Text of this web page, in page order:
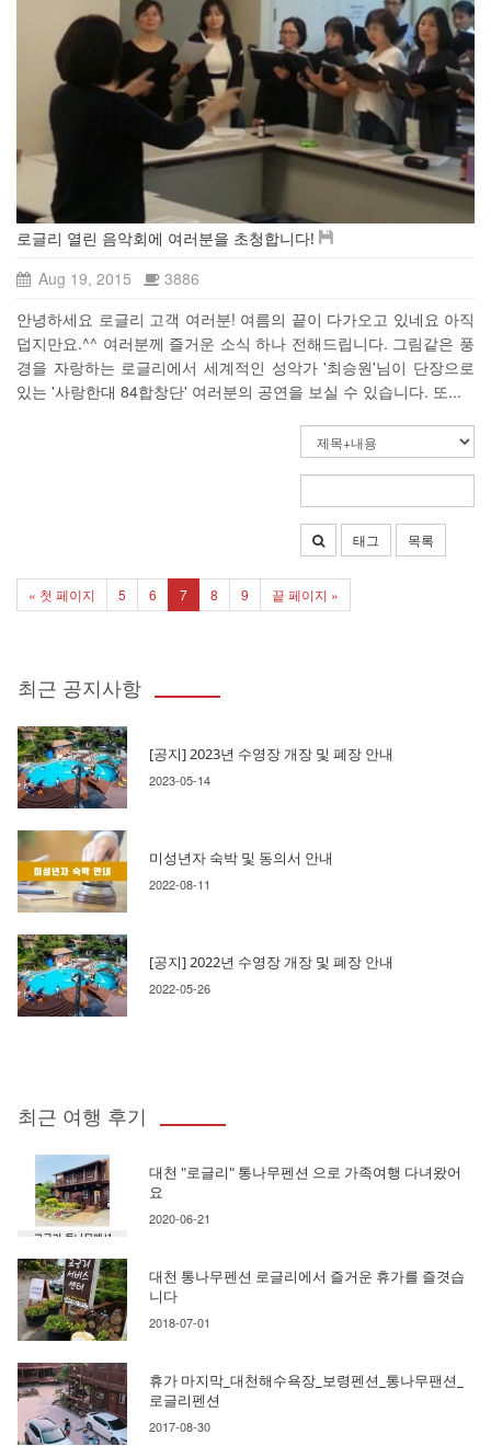
로글리 열린 음악회에 여러분을 초청합니다!
Aug 19, 2015
3886
안녕하세요 로글리 고객 여러분! 여름의 끝이 다가오고 있네요 아직
덥지만요.^^ 여러분께 즐거운 소식 하나 전해드립니다. 그림같은 풍
경을 자랑하는 로글리에서 세계적인 성악가 '최승원'님이 단장으로
있는 '사랑한대 84합창단' 여러분의 공연을 보실 수 있습니다. 또...
태그 목록
« 첫 페이지 5 6 7 8 9 끝 페이지 »
최근 공지사항
[공지] 2023년 수영장 개장 및 폐장 안내
2023-05-14
미성년자 숙박 및 동의서 안내
2022-08-11
[공지] 2022년 수영장 개장 및 폐장 안내
2022-05-26
최근 여행 후기
대천 "로글리" 통나무펜션 으로 가족여행 다녀왔어
요
2020-06-21
대천 통나무펜션 로글리에서 즐거운 휴가를 즐겻습
니다
2018-07-01
휴가 마지막_대천해수욕장_보령펜션_통나무팬션_
로글리펜션
2017-08-30